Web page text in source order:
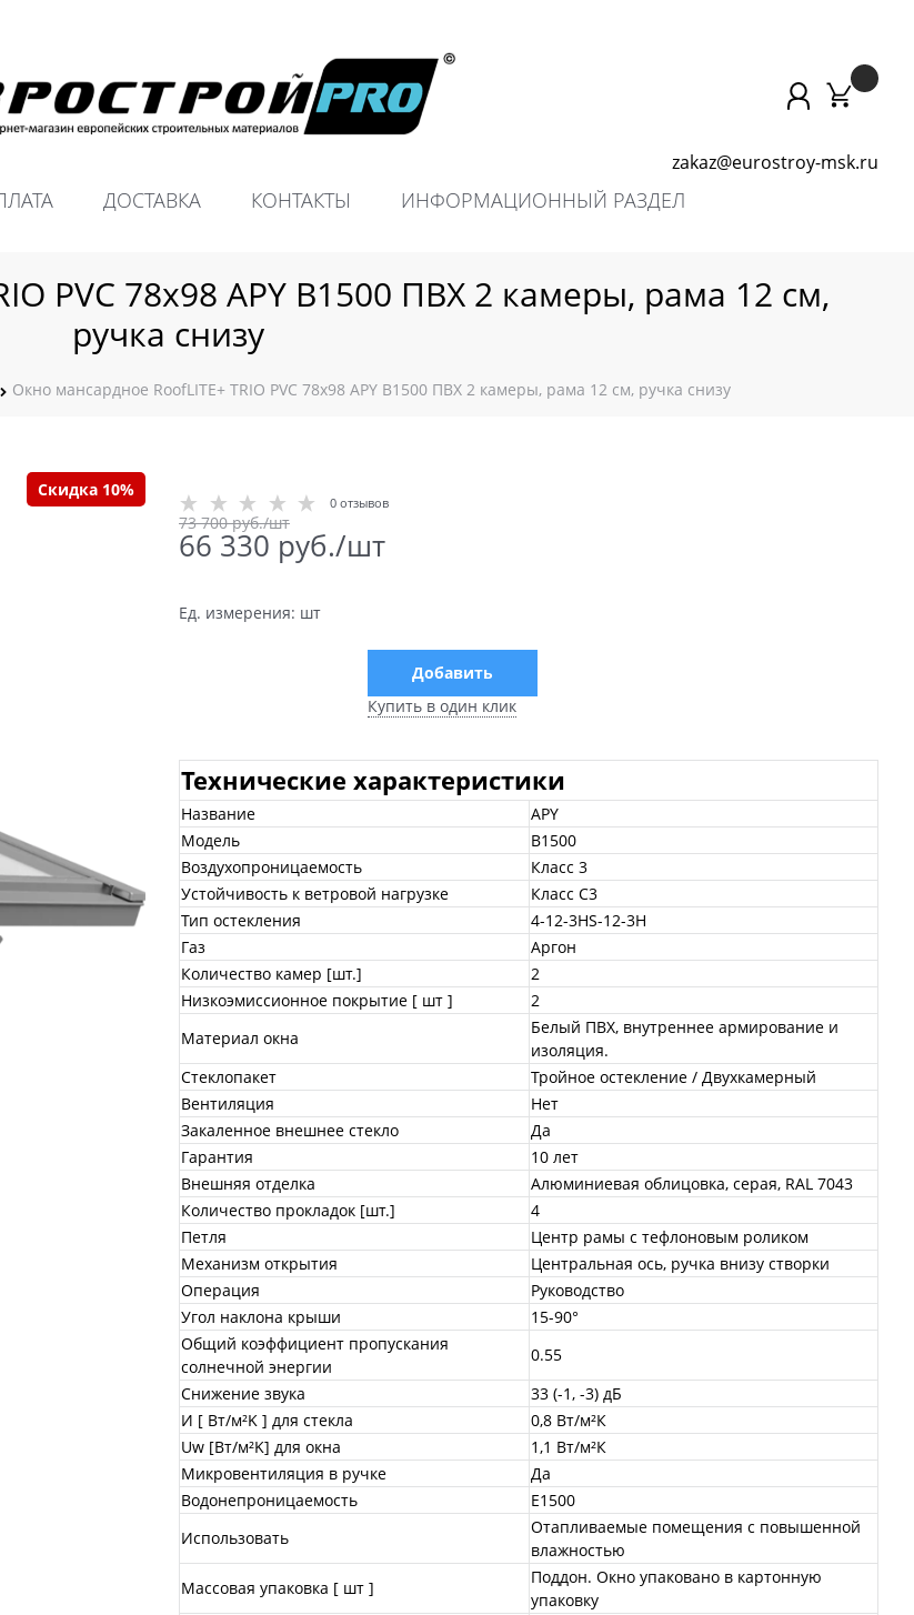
zakaz@eurostroy-msk.ru
ДОСТАВКА КОНТАКТЫ ИНФОРМАЦИОННЫЙ РАЗДЕЛ
PVC 78х98 APY B1500 ПВХ 2 камеры, рама 12 см,
ручка снизу
Окно мансардное RoofLITE+ TRIO PVC 78х98 APY B1500 ПВХ 2 камеры, рама 12 см, ручка снизу
Скидка 10%
0 отзывов
73 700 руб./шт
66 330 руб./шт
Ед. измерения: шт
Добавить
Купить в один клик
Технические характеристики
Название
APY
Модель
B1500
Воздухопроницаемость
Класс 3
Устойчивость к ветровой нагрузке
Класс С3
Тип остекления
4-12-3HS-12-3H
Газ
Аргон
Количество камер [шт.]
2
Низкоэмиссионное покрытие [ шт ]
2
Материал окна
Белый ПВХ, внутреннее армирование и
изоляция.
Стеклопакет
Тройное остекление / Двухкамерный
Вентиляция
Нет
Закаленное внешнее стекло
Да
Гарантия
10 лет
Внешняя отделка
Алюминиевая облицовка, серая, RAL 7043
Количество прокладок [шт.]
4
Петля
Центр рамы с тефлоновым роликом
Механизм открытия
Центральная ось, ручка внизу створки
Операция
Руководство
Угол наклона крыши
15-90°
Общий коэффициент пропускания
солнечной энергии
0.55
Снижение звука
33 (-1, -3) дБ
И [ Вт/м²K ] для стекла
0,8 Вт/м²К
Uw [Вт/м²K] для окна
1,1 Вт/м²К
Микровентиляция в ручке
Да
Водонепроницаемость
E1500
Использовать
Отапливаемые помещения с повышенной
влажностью
Массовая упаковка [ шт ]
Поддон. Окно упаковано в картонную
упаковку